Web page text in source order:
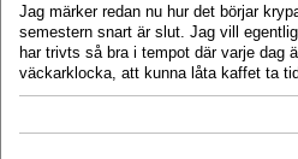
Jag märker redan nu hur det börjar
semestern snart är slut. Jag vill
har trivts så bra i tempot där varje dag
väckarklocka, att kunna låta kaffet ta